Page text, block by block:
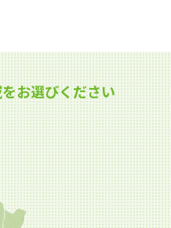
お選びください